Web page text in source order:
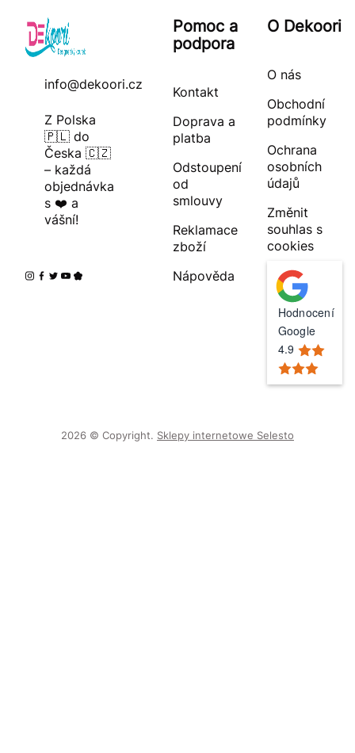
info@dekoori.cz
Z Polska
🇵🇱 do
Česka 🇨🇿
– každá
objednávka
s ❤️ a
vášní!
Pomoc a
podpora
Kontakt
Doprava a
platba
Odstoupení
od
smlouvy
Reklamace
zboží
Nápověda
O Dekoori
O nás
Obchodní
podmínky
Ochrana
osobních
údajů
Změnit
souhlas s
cookies
Hodnocení
Google
4.9
2026 © Copyright. Sklepy internetowe Selesto